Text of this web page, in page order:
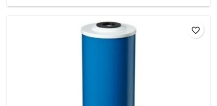
favorite_border